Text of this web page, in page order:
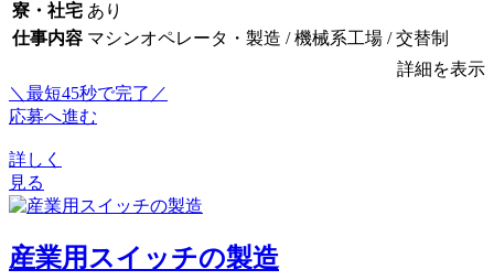
寮・社宅 あり
仕事内容 マシンオペレータ・製造 / 機械系工場 / 交替制
詳細を表示
＼最短45秒で完了／
応募へ進む
詳しく
見る
産業用スイッチの製造